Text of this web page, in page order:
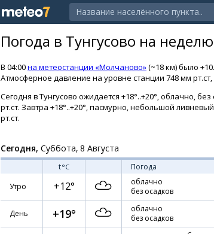
Погода в Тунгусово на неделю
В 04:00на метеостанции «Молчаново»(~18 км) было
Атмосферное давление на уровне станции 748 мм рт.ст,
Сегодня в Тунгусово ожидается +18°..+20°, облачно,
рт.ст. Завтра +18°..+20°, пасмурно, небольшой
рт.ст.
Сегодня, Суббота, 8 Августа
t°C Погода
Утро
+12°
облачно
без осадков
День +19°
облачно
без осадков